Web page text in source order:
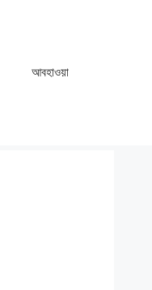
⁠⁠আবহাওয়া